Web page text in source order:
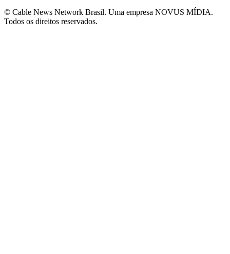
© Cable News Network Brasil. Uma empresa NOVUS MÍDIA.
Todos os direitos reservados.